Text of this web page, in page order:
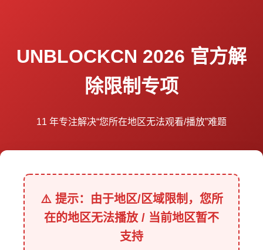
UNBLOCKCN 2026 官方解
除限制专项
11 年专注解决“您所在地区无法观看/播放”难题
⚠️ 提示：由于地区/区域限制，您所
在的地区无法播放 / 当前地区暂不
支持